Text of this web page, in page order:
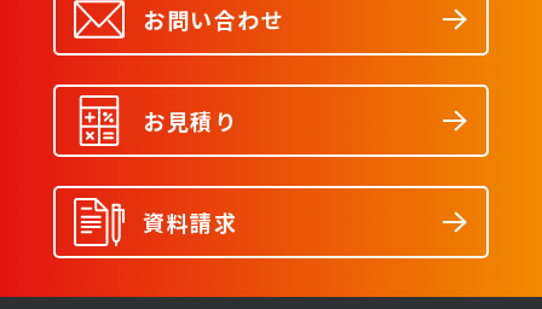
お問い合わせ
お見積り
資料請求